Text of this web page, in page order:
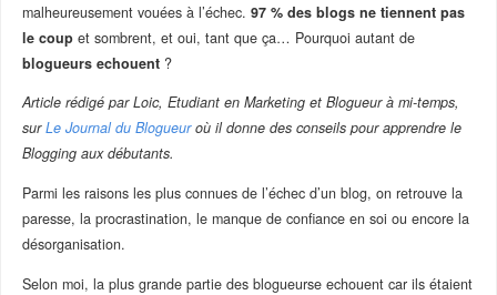
malheureusement vouées à l’échec. 97 % des blogs ne tiennent pas
le coupet sombrent, et oui, tant que ça… Pourquoi autant de
blogueurs echouent?
Article rédigé par Loic, Etudiant en Marketing et Blogueur à mi-temps,
surLe Journal du Blogueuroù il donne des conseils pour apprendre le
Blogging aux débutants.
Parmi les raisons les plus connues de l’échec d’un blog, on retrouve la
paresse, la procrastination, le manque de confiance en soi ou encore la
désorganisation.
Selon moi, la plus grande partie des blogueurse echouent car ils étaient